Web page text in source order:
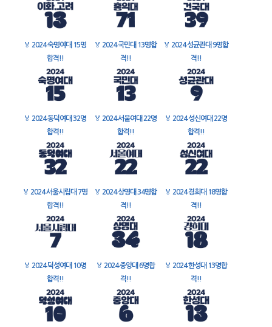
🏅 2024 숙명여대 15명
합격!!
🏅 2024 국민대 13명합
격!!
🏅 2024 성균관대 9명합
격!!
🏅 2024 동덕여대 32명
합격!!
🏅 2024 서울여대 22명
합격!!
🏅 2024 성신여대 22명
합격!!
🏅 2024 서울시립대 7명
합격!!
🏅 2024 상명대 34명합
격!!
🏅 2024 경희대 18명합
격!!
🏅 2024 덕성여대 10명
합격!!
🏅 2024 중앙대 6명합
격!!
🏅 2024 한성대 13명합
격!!